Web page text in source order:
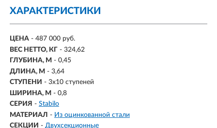
ХАРАКТЕРИСТИКИ
ЦЕНА - 487 000 руб.
ВЕС НЕТТО, КГ - 324,62
ГЛУБИНА, М - 0,45
ДЛИНА, М - 3,64
СТУПЕНИ - 3х10 ступеней
ШИРИНА, М - 0,8
СЕРИЯ - Stabilo
МАТЕРИАЛ - Из оцинкованной стали
СЕКЦИИ - Двухсекционные